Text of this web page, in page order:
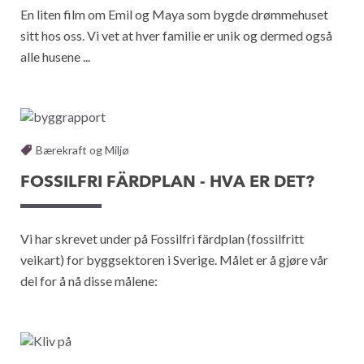
En liten film om Emil og Maya som bygde drømmehuset
sitt hos oss. Vi vet at hver familie er unik og dermed også
alle husene ...
Bærekraft og Miljø
FOSSILFRI FÄRDPLAN - HVA ER DET?
Vi har skrevet under på Fossilfri färdplan (fossilfritt
veikart) for byggsektoren i Sverige. Målet er å gjøre vår
del for å nå disse målene: